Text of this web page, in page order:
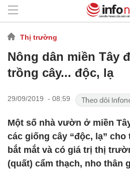
Thị trường
Nông dân miền Tây
trồng cây... độc, lạ
29/09/2019 - 08:59
Một số nhà vườn ở miền
các giống cây “độc, lạ”
bắt mắt và có giá trị thị
(quất) cẩm thạch, nho thân